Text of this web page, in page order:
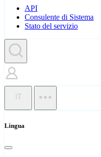
API
Consulente di Sistema
Stato del servizio
IT
Lingua